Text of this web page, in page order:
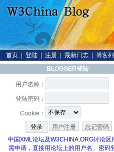
首页 登陆 注册 最新日志 博客
BLOGGER登陆
用户名称：
登陆密码：
Cookie：
用户注册
忘记密码
中国XML论坛及W3CHINA.ORG讨论区
需申请，直接用论坛上的用户名、密码